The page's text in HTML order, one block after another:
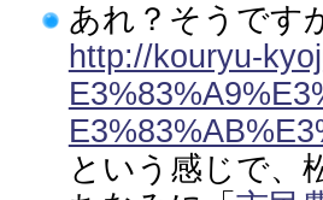
あれ？そうです
http://kouryu-
という感じで、